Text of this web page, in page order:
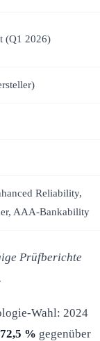
(Q1 2026)
Reliability,
AAA-Bankability
Prüfberichte
Wahl: 2024
72,5 % gegenüber